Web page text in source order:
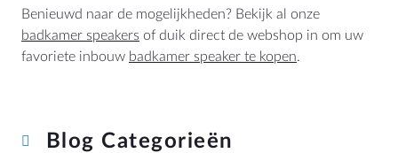
Benieuwd naar de mogelijkheden? Bekijk al onze
badkamer speakers of duik direct de webshop in om uw
favoriete inbouw badkamer speaker te kopen.
Blog Categorieën